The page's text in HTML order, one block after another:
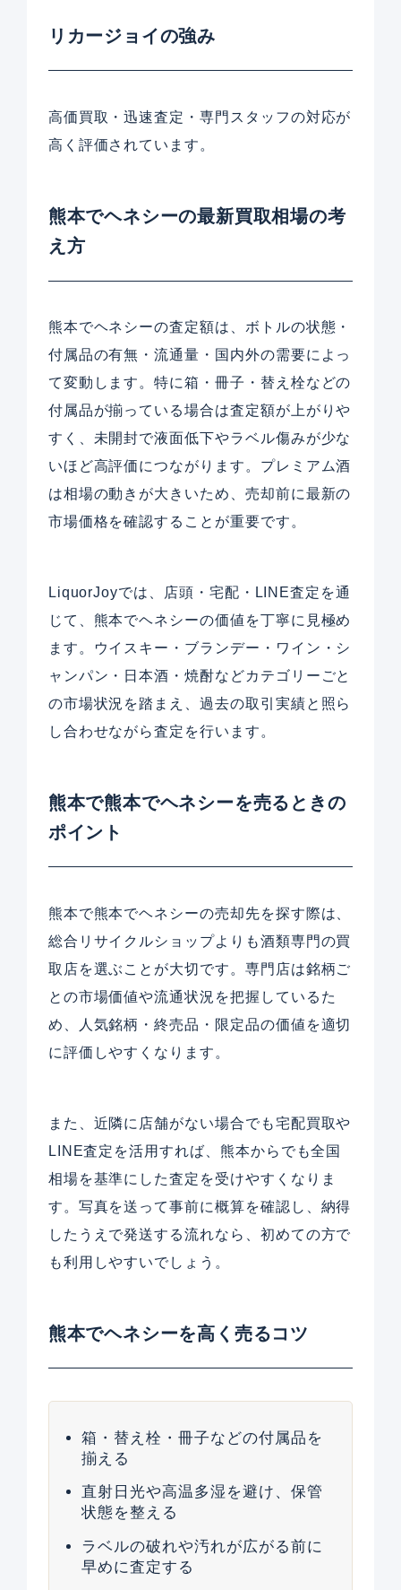
リカージョイの強み
高価買取・迅速査定・専門スタッフの対応が
高く評価されています。
熊本でヘネシーの最新買取相場の考
え方
熊本でヘネシーの査定額は、ボトルの状態・
付属品の有無・流通量・国内外の需要によっ
て変動します。特に箱・冊子・替え栓などの
付属品が揃っている場合は査定額が上がりや
すく、未開封で液面低下やラベル傷みが少な
いほど高評価につながります。プレミアム酒
は相場の動きが大きいため、売却前に最新の
市場価格を確認することが重要です。
LiquorJoyでは、店頭・宅配・LINE査定を通
じて、熊本でヘネシーの価値を丁寧に見極め
ます。ウイスキー・ブランデー・ワイン・シ
ャンパン・日本酒・焼酎などカテゴリーごと
の市場状況を踏まえ、過去の取引実績と照ら
し合わせながら査定を行います。
熊本で熊本でヘネシーを売るときの
ポイント
熊本で熊本でヘネシーの売却先を探す際は、
総合リサイクルショップよりも酒類専門の買
取店を選ぶことが大切です。専門店は銘柄ご
との市場価値や流通状況を把握しているた
め、人気銘柄・終売品・限定品の価値を適切
に評価しやすくなります。
また、近隣に店舗がない場合でも宅配買取や
LINE査定を活用すれば、熊本からでも全国
相場を基準にした査定を受けやすくなりま
す。写真を送って事前に概算を確認し、納得
したうえで発送する流れなら、初めての方で
も利用しやすいでしょう。
熊本でヘネシーを高く売るコツ
箱・替え栓・冊子などの付属品を
揃える
直射日光や高温多湿を避け、保管
状態を整える
ラベルの破れや汚れが広がる前に
早めに査定する